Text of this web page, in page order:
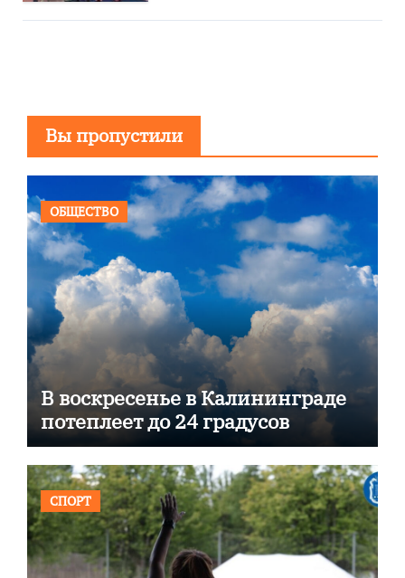
Вы пропустили
ОБЩЕСТВО
В воскресенье в Калининграде
потеплеет до 24 градусов
СПОРТ